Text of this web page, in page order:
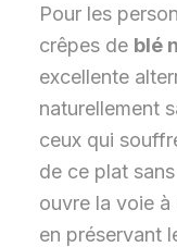
Pour les
crêpes de blé
excellente
naturellement
ceux qui
de ce plat
ouvre la voie
en préservant